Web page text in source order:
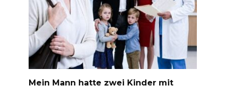
Mein Mann hatte zwei Kinder mit